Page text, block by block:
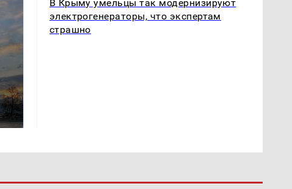
В Крыму умельцы так модернизируют
электрогенераторы, что экспертам
страшно